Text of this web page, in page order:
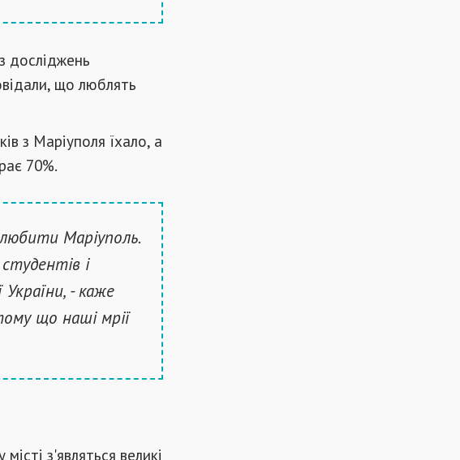
досліджень
що люблять
з Маріуполя їхало, а
70%.
Маріуполь.
і
України, - каже
що наші мрії
з'являться великі